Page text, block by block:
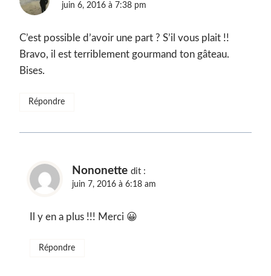
juin 6, 2016 à 7:38 pm
C’est possible d’avoir une part ? S’il vous plait !!
Bravo, il est terriblement gourmand ton gâteau.
Bises.
Répondre
Nononette dit :
juin 7, 2016 à 6:18 am
Il y en a plus !!! Merci 😀
Répondre